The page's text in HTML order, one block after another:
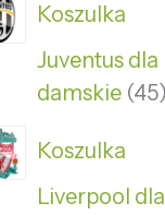
Koszulka
Juventus dla
damskie 45
Koszulka
Liverpool dla